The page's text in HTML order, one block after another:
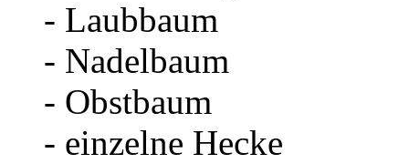
- Laubbaum
- Nadelbaum
- Obstbaum
- einzelne Hecke